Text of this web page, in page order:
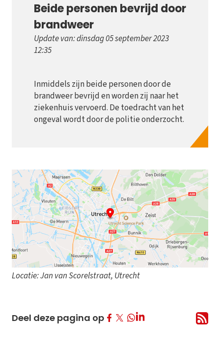
Beide personen bevrijd door
brandweer
Update van: dinsdag 05 september 2023
12:35
Inmiddels zijn beide personen door de
brandweer bevrijd en worden zij naar het
ziekenhuis vervoerd. De toedracht van het
ongeval wordt door de politie onderzocht.
Locatie: Jan van Scorelstraat, Utrecht
Deel deze pagina opDeel op Facebook
Deel op Twitter
Deel op Whatsapp
Deel op LinkedIn